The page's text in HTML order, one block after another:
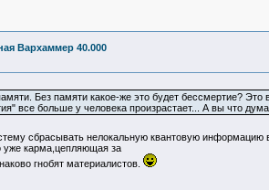
Вархаммер 40.000
Без памяти какое-же это будет бессмертие?
все больше у человека произрастает... А вы что
сбрасывать нелокальную квантовую информацию
уже карма,цепляющая за
гнобят материалистов.